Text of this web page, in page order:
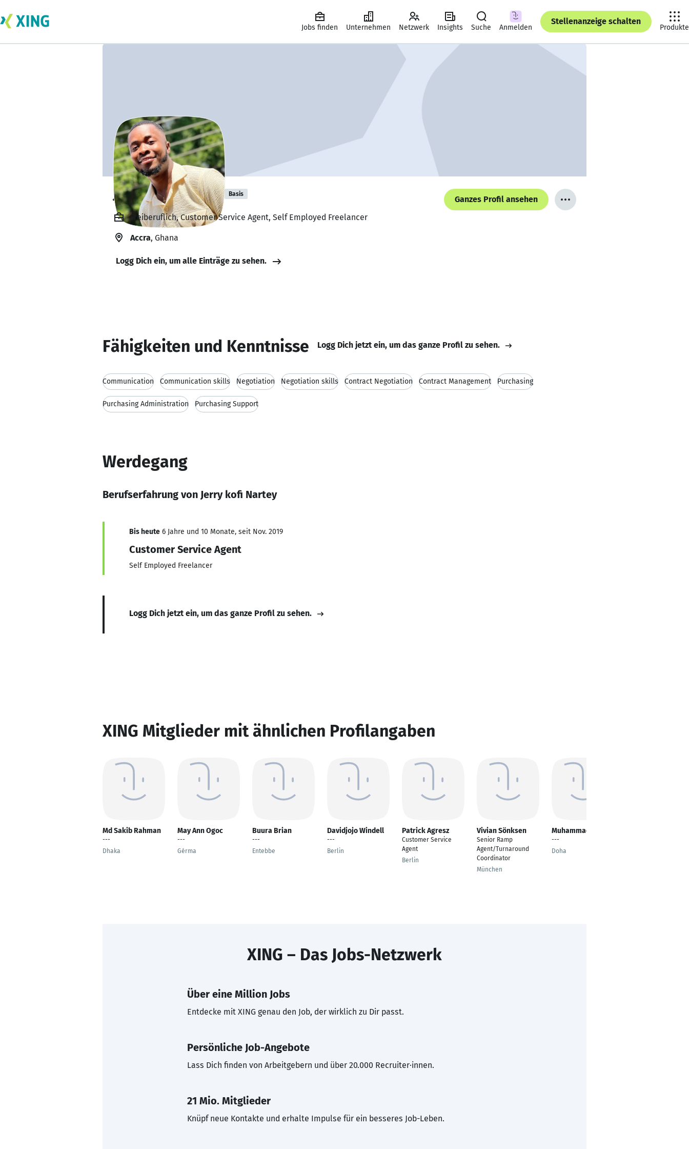
Jobs finden Unternehmen Netzwerk Insights Suche Anmelden
Stellenanzeige schalten
Produkte
Jerry kofi Nartey Basis
Ganzes Profil ansehen
Freiberuflich, Customer Service Agent, Self Employed Freelancer
Accra, Ghana
Logg Dich ein, um alle Einträge zu sehen.
Fähigkeiten und Kenntnisse Logg Dich jetzt ein, um das ganze Profil zu sehen.
Communication Communication skills Negotiation Negotiation skills Contract Negotiation Contract Management Purchasing
Purchasing Administration Purchasing Support
Werdegang
Berufserfahrung von Jerry kofi Nartey
Bis heute 6 Jahre und 10 Monate, seit Nov. 2019
Customer Service Agent
Self Employed Freelancer
Logg Dich jetzt ein, um das ganze Profil zu sehen.
XING Mitglieder mit ähnlichen Profilangaben
Md Sakib Rahman
---
Dhaka
May Ann Ogoc
---
Gérma
Buura Brian
---
Entebbe
Davidjojo Windell
---
Berlin
Patrick Agresz
Customer Service
Agent
Berlin
Vivian Sönksen
Senior Ramp
Agent/Turnaround
Coordinator
München
Muhammad Karim
---
Doha
XING – Das Jobs-Netzwerk
Über eine Million Jobs
Entdecke mit XING genau den Job, der wirklich zu Dir passt.
Persönliche Job-Angebote
Lass Dich finden von Arbeitgebern und über 20.000 Recruiter·innen.
21 Mio. Mitglieder
Knüpf neue Kontakte und erhalte Impulse für ein besseres Job-Leben.